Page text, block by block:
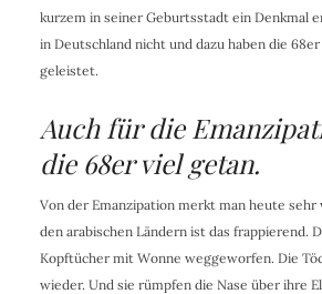
kurzem in seiner Geburtsstadt ein Denkmal
in Deutschland nicht und dazu haben die
geleistet.
Auch für die
die 68er viel getan.
Von der Emanzipation merkt man heute sehr
den arabischen Ländern ist das frappierend.
Kopftücher mit Wonne weggeworfen. Die
wieder. Und sie rümpfen die Nase über ihre